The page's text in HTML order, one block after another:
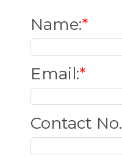
Name:*
Email:*
Contact No.